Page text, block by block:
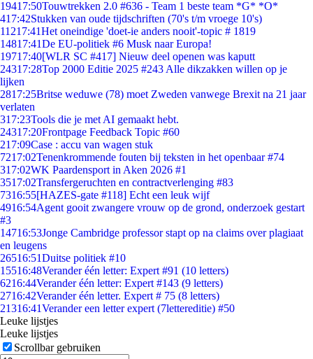
19417:50Touwtrekken 2.0 #636 - Team 1 beste team *G* *O*
417:42Stukken van oude tijdschriften (70's t/m vroege 10's)
11217:41Het oneindige 'doet-ie anders nooit'-topic # 1819
14817:41De EU-politiek #6 Musk naar Europa!
19717:40[WLR SC #417] Nieuw deel openen was kaputt
24317:28Top 2000 Editie 2025 #243 Alle dikzakken willen op je
lijken
2817:25Britse weduwe (78) moet Zweden vanwege Brexit na 21 jaar
verlaten
317:23Tools die je met AI gemaakt hebt.
24317:20Frontpage Feedback Topic #60
217:09Case : accu van wagen stuk
7217:02Tenenkrommende fouten bij teksten in het openbaar #74
317:02WK Paardensport in Aken 2026 #1
3517:02Transfergeruchten en contractverlenging #83
7316:55[HAZES-gate #118] Echt een leuk wijf
4916:54Agent gooit zwangere vrouw op de grond, onderzoek gestart
#3
14716:53Jonge Cambridge professor stapt op na claims over plagiaat
en leugens
26516:51Duitse politiek #10
15516:48Verander één letter: Expert #91 (10 letters)
6216:44Verander één letter: Expert #143 (9 letters)
2716:42Verander één letter. Expert # 75 (8 letters)
21316:41Verander een letter expert (7lettereditie) #50
Leuke lijstjes
Leuke lijstjes
Scrollbar gebruiken